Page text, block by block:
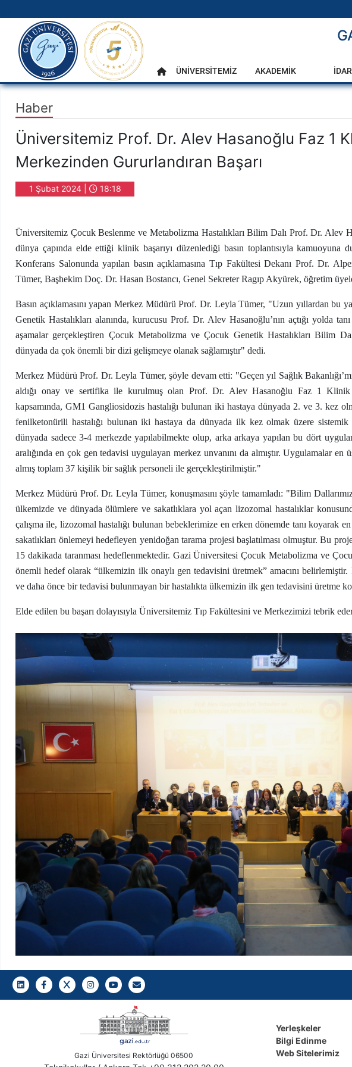
Ana Menü
gazi.edu.tr
Anasayfa
ÜNİVERSİTEMİZ AKADEMİK
Haber
Üniversitemiz Prof. Dr. Alev Hasanoğlu Faz 1
Merkezinden Gururlandıran Başarı
1 Şubat 2024 | 18:18
Üniversitemiz Çocuk Beslenme ve Metabolizma Hastalıkları Bilim Dalı Prof. Dr. Alev
dünya çapında elde ettiği klinik başarıyı düzenlediği basın toplantısıyla
Konferans Salonunda yapılan basın açıklamasına Tıp Fakültesi Dekanı Prof. Dr.
Tümer, Başhekim Doç. Dr. Hasan Bostancı, Genel Sekreter Ragıp Akyürek, öğretim
Basın açıklamasını yapan Merkez Müdürü Prof. Dr. Leyla Tümer, "Uzun yıllardan bu
Genetik Hastalıkları alanında, kurucusu Prof. Dr. Alev Hasanoğlu’nın açtığı yolda
aşamalar gerçekleştiren Çocuk Metabolizma ve Çocuk Genetik Hastalıkları Bilim
dünyada da çok önemli bir dizi gelişmeye olanak sağlamıştır" dedi.
Merkez Müdürü Prof. Dr. Leyla Tümer, şöyle devam etti: "Geçen yıl Sağlık
aldığı onay ve sertifika ile kurulmuş olan Prof. Dr. Alev Hasanoğlu Faz 1 Klinik
kapsamında, GM1 Gangliosidozis hastalığı bulunan iki hastaya dünyada 2. ve 3. kez
fenilketonürili hastalığı bulunan iki hastaya da dünyada ilk kez olmak üzere sistemik
dünyada sadece 3-4 merkezde yapılabilmekte olup, arka arkaya yapılan bu dört
aralığında en çok gen tedavisi uygulayan merkez unvanını da almıştır. Uygulamalar
almış toplam 37 kişilik bir sağlık personeli ile gerçekleştirilmiştir."
Merkez Müdürü Prof. Dr. Leyla Tümer, konuşmasını şöyle tamamladı: "Bilim
ülkemizde ve dünyada ölümlere ve sakatlıklara yol açan lizozomal hastalıklar
çalışma ile, lizozomal hastalığı bulunan bebeklerimize en erken dönemde tanı koyarak
sakatlıkları önlemeyi hedefleyen yenidoğan tarama projesi başlatılması olmuştur. Bu
15 dakikada taranması hedeflenmektedir. Gazi Üniversitesi Çocuk Metabolizma ve
önemli hedef olarak “ülkemizin ilk onaylı gen tedavisini üretmek” amacını
ve daha önce bir tedavisi bulunmayan bir hastalıkta ülkemizin ilk gen tedavisini üretme
Elde edilen bu başarı dolayısıyla Üniversitemiz Tıp Fakültesini ve Merkezimizi tebrik eder,
LinkedInFacebookTwitterInstagramYoutubeGazi E-Mail
Gazi Üniversitesi Rektörlüğü 06500
Yerleşkeler
Bilgi Edinme
Web Sitelerimiz